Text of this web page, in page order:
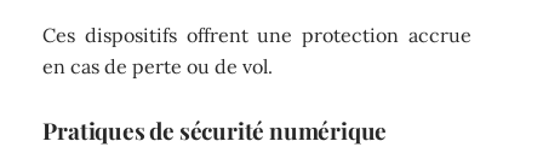
Ces dispositifs offrent une protection accrue
en cas de perte ou de vol.
Pratiques de sécurité numérique